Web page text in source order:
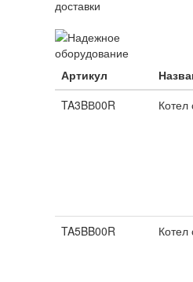
Артикул
TA3BВ00R
TA5BB00R